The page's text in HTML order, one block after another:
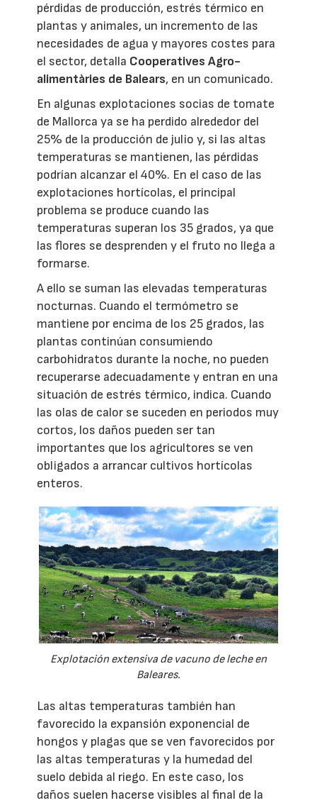
pérdidas de producción, estrés térmico en
plantas y animales, un incremento de las
necesidades de agua y mayores costes para
el sector, detalla Cooperatives Agro-
alimentàries de Balears, en un comunicado.
En algunas explotaciones socias de tomate
de Mallorca ya se ha perdido alrededor del
25% de la producción de julio y, si las altas
temperaturas se mantienen, las pérdidas
podrían alcanzar el 40%. En el caso de las
explotaciones hortícolas, el principal
problema se produce cuando las
temperaturas superan los 35 grados, ya que
las flores se desprenden y el fruto no llega a
formarse.
A ello se suman las elevadas temperaturas
nocturnas. Cuando el termómetro se
mantiene por encima de los 25 grados, las
plantas continúan consumiendo
carbohidratos durante la noche, no pueden
recuperarse adecuadamente y entran en una
situación de estrés térmico, indica. Cuando
las olas de calor se suceden en periodos muy
cortos, los daños pueden ser tan
importantes que los agricultores se ven
obligados a arrancar cultivos hortícolas
enteros.
Explotación extensiva de vacuno de leche en
Baleares.
Las altas temperaturas también han
favorecido la expansión exponencial de
hongos y plagas que se ven favorecidos por
las altas temperaturas y la humedad del
suelo debida al riego. En este caso, los
daños suelen hacerse visibles al final de la